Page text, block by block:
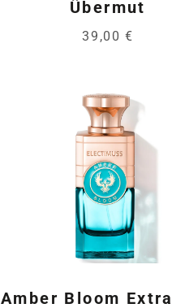
Übermut
39,00 €
Amber Bloom Extrait